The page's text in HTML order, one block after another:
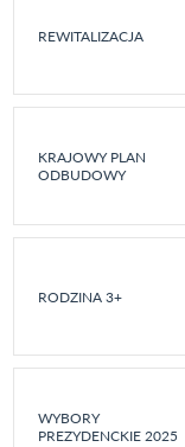
REWITALIZACJA
KRAJOWY PLAN
ODBUDOWY
RODZINA 3+
WYBORY
PREZYDENCKIE 2025